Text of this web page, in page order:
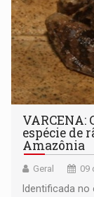
espécie de
Amazônia
Geral 09
Identificada